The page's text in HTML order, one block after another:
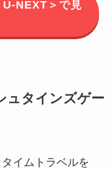
NEXT＞で見
ュタインズゲー
イムトラベルを